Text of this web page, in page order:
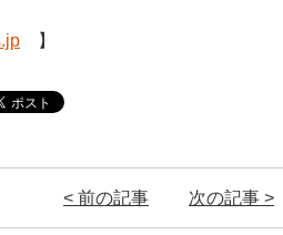
】
< 前の記事 次の記事 >